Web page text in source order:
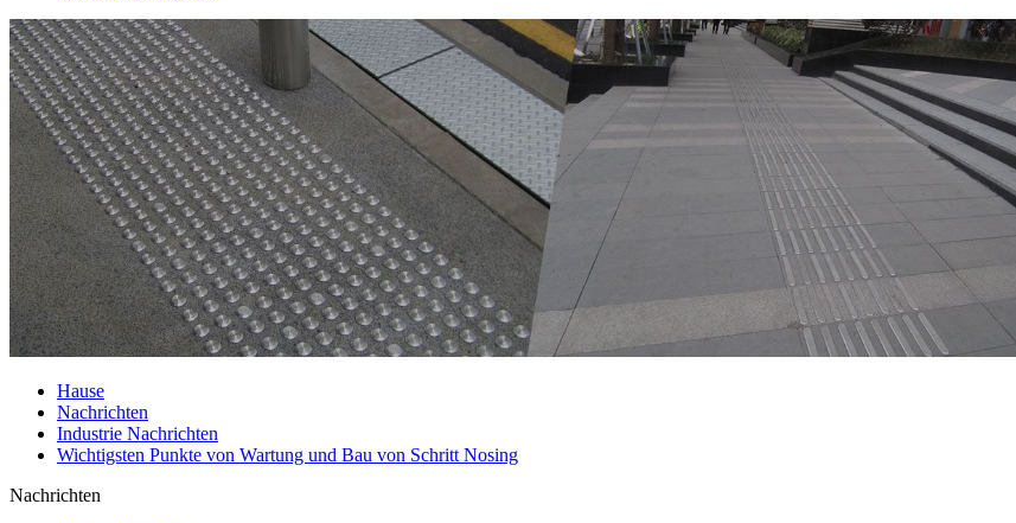
Hause
Nachrichten
Industrie Nachrichten
Wichtigsten Punkte von Wartung und Bau von Schritt Nosing
Nachrichten